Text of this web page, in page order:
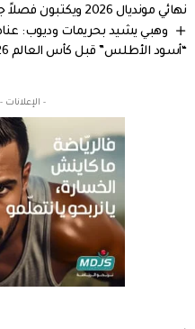
نهائي مونديال 2026 ويكتبون فصلاً جديداً من المجد
وهبي يشيد بحريمات وديوب:
“أسود الأطلس” قبل كأس العالم 2026
- الإعلانات -